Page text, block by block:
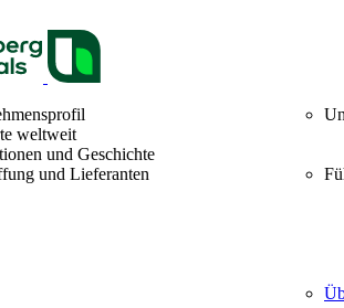
weltweit
und Geschichte
und Lieferanten